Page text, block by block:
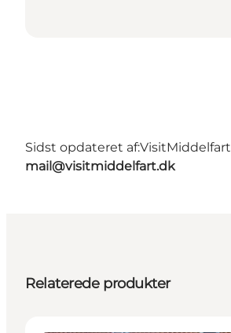
Sidst opdateret af:VisitMiddelfart
mail@visitmiddelfart.dk
Relaterede produkter